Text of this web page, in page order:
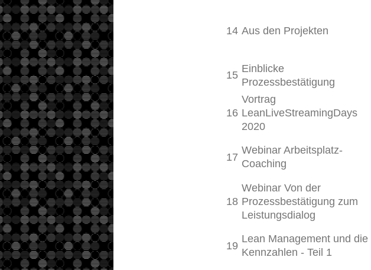
14 Aus den Projekten
15
Einblicke
Prozessbestätigung
16
Vortrag
LeanLiveStreamingDays
2020
17
Webinar Arbeitsplatz-
Coaching
18
Webinar Von der
Prozessbestätigung zum
Leistungsdialog
19
Lean Management und die
Kennzahlen - Teil 1